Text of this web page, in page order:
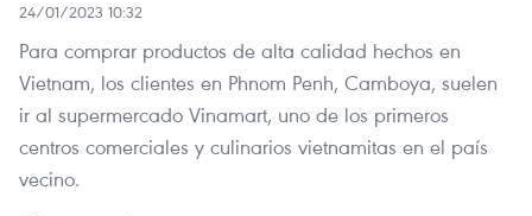
24/01/2023 10:32
Para comprar productos de alta calidad hechos en
Vietnam, los clientes en Phnom Penh, Camboya, suelen
ir al supermercado Vinamart, uno de los primeros
centros comerciales y culinarios vietnamitas en el país
vecino.